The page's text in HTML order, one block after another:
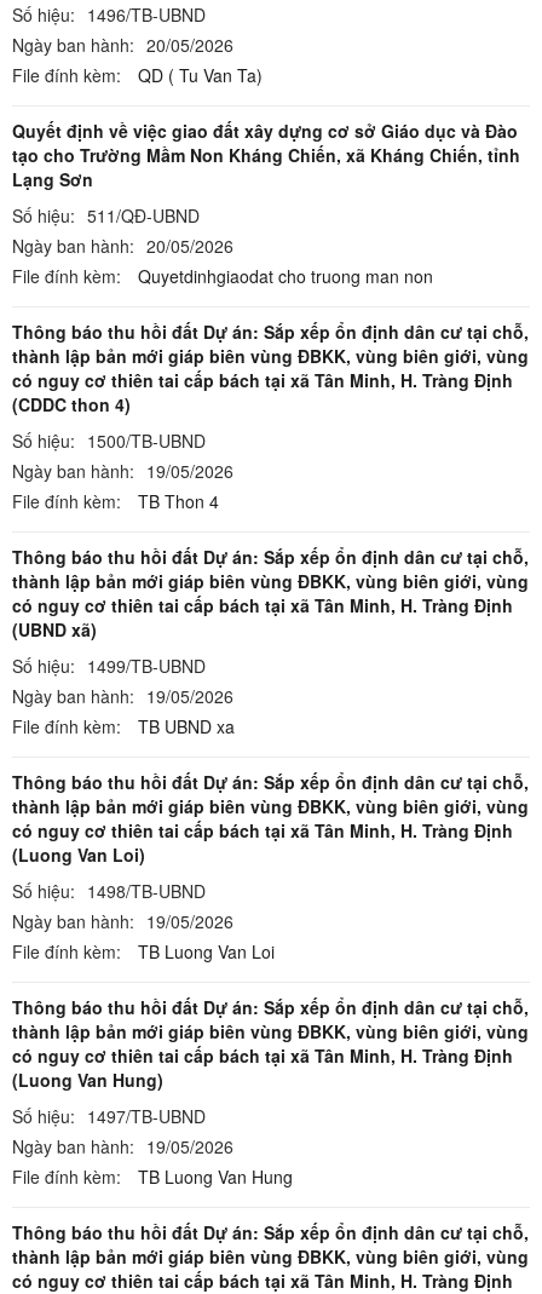
Số hiệu: 1496/TB-UBND
Ngày ban hành: 20/05/2026
File đính kèm:
QD ( Tu Van Ta)
Quyết định về việc giao đất xây dựng cơ sở Giáo dục và Đào
tạo cho Trường Mầm Non Kháng Chiến, xã Kháng Chiến, tỉnh
Lạng Sơn
Số hiệu: 511/QĐ-UBND
Ngày ban hành: 20/05/2026
File đính kèm:
Quyetdinhgiaodat cho truong man non
Thông báo thu hồi đất Dự án: Sắp xếp ổn định dân cư tại chỗ,
thành lập bản mới giáp biên vùng ĐBKK, vùng biên giới, vùng
có nguy cơ thiên tai cấp bách tại xã Tân Minh, H. Tràng Định
(CDDC thon 4)
Số hiệu: 1500/TB-UBND
Ngày ban hành: 19/05/2026
File đính kèm:
TB Thon 4
Thông báo thu hồi đất Dự án: Sắp xếp ổn định dân cư tại chỗ,
thành lập bản mới giáp biên vùng ĐBKK, vùng biên giới, vùng
có nguy cơ thiên tai cấp bách tại xã Tân Minh, H. Tràng Định
(UBND xã)
Số hiệu: 1499/TB-UBND
Ngày ban hành: 19/05/2026
File đính kèm:
TB UBND xa
Thông báo thu hồi đất Dự án: Sắp xếp ổn định dân cư tại chỗ,
thành lập bản mới giáp biên vùng ĐBKK, vùng biên giới, vùng
có nguy cơ thiên tai cấp bách tại xã Tân Minh, H. Tràng Định
(Luong Van Loi)
Số hiệu: 1498/TB-UBND
Ngày ban hành: 19/05/2026
File đính kèm:
TB Luong Van Loi
Thông báo thu hồi đất Dự án: Sắp xếp ổn định dân cư tại chỗ,
thành lập bản mới giáp biên vùng ĐBKK, vùng biên giới, vùng
có nguy cơ thiên tai cấp bách tại xã Tân Minh, H. Tràng Định
(Luong Van Hung)
Số hiệu: 1497/TB-UBND
Ngày ban hành: 19/05/2026
File đính kèm:
TB Luong Van Hung
Thông báo thu hồi đất Dự án: Sắp xếp ổn định dân cư tại chỗ,
thành lập bản mới giáp biên vùng ĐBKK, vùng biên giới, vùng
có nguy cơ thiên tai cấp bách tại xã Tân Minh, H. Tràng Định